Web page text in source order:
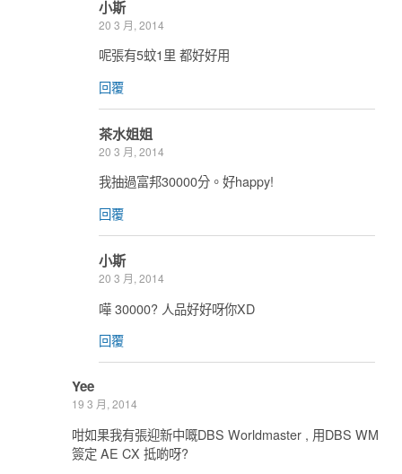
小斯
20 3 月, 2014
呢張有5蚊1里 都好好用
回覆
茶水姐姐
20 3 月, 2014
我抽過富邦30000分。好happy!
回覆
小斯
20 3 月, 2014
嘩 30000? 人品好好呀你XD
回覆
Yee
19 3 月, 2014
咁如果我有張迎新中嘅DBS Worldmaster , 用DBS WM
簽定 AE CX 抵啲呀?